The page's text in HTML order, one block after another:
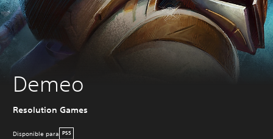
Demeo
Resolution Games
Disponible para PS5